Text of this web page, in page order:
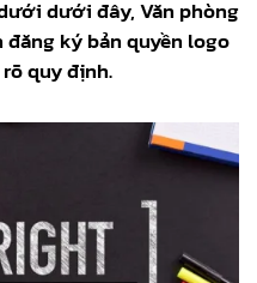
dưới đây, Văn phòng
ký bản quyền logo
quy định.